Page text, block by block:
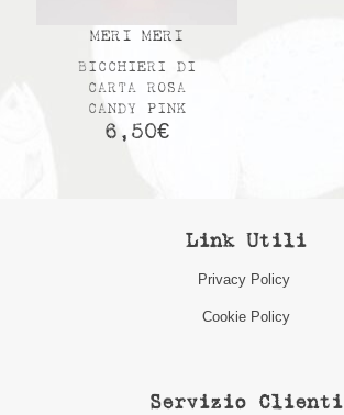
MERI MERI
BICCHIERI DI
CARTA ROSA
CANDY PINK
6,50€
Link Utili
Privacy Policy
Cookie Policy
Servizio Clienti